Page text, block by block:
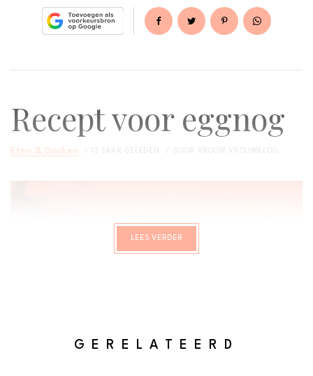
Recept voor eggnog
Eten & Drinken 13 JAAR GELEDEN DOOR VROUW VROUWBLOG
LEES VERDER
GERELATEERD